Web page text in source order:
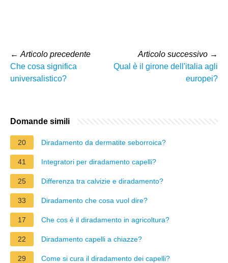
← Articolo precedente
Che cosa significa
universalistico?
Articolo successivo →
Qual è il girone dell'italia agli
europei?
Domande simili
20 Diradamento da dermatite seborroica?
41 Integratori per diradamento capelli?
25 Differenza tra calvizie e diradamento?
33 Diradamento che cosa vuol dire?
17 Che cos è il diradamento in agricoltura?
22 Diradamento capelli a chiazze?
29 Come si cura il diradamento dei capelli?